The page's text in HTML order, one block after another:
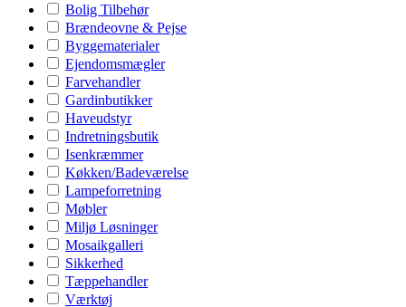
Bolig Tilbehør
Brændeovne & Pejse
Byggematerialer
Ejendomsmægler
Farvehandler
Gardinbutikker
Haveudstyr
Indretningsbutik
Isenkræmmer
Køkken/Badeværelse
Lampeforretning
Møbler
Miljø Løsninger
Mosaikgalleri
Sikkerhed
Tæppehandler
Værktøj